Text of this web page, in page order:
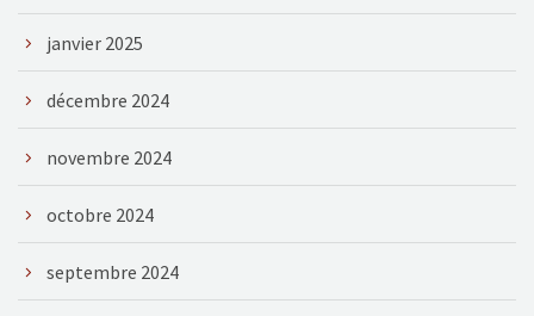
janvier 2025
décembre 2024
novembre 2024
octobre 2024
septembre 2024